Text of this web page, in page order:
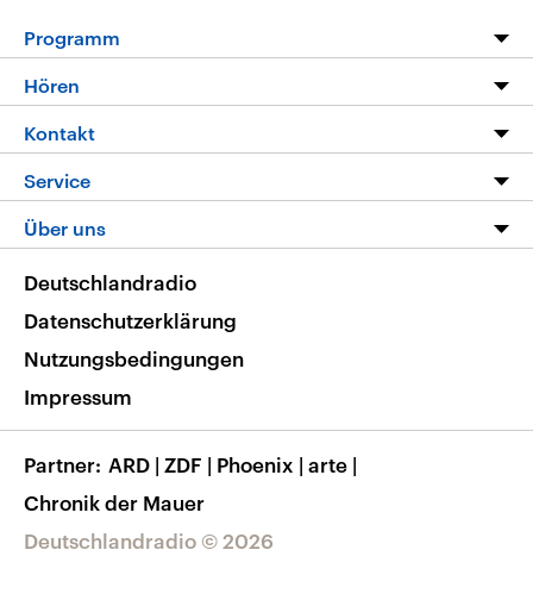
Programm
Programm
Die Nachrichten
Nachrichtenleicht
Neue Beiträge auf dlf.de
Hören
Livestream
Podcasts
Deutschlandfunk App
Nachrichten App
Frequenzen
Kontakt
Hörerservice
Service
FAQ
Veranstaltungen
Musikliste
RSS
Über uns
Barrierefreiheit
Deutschlandradio © 2026
Deutschlandradio
Datenschutzerklärung
Nutzungsbedingungen
Impressum
Partner ARD | ZDF | Phoenix | arte |
Chronik der Mauer